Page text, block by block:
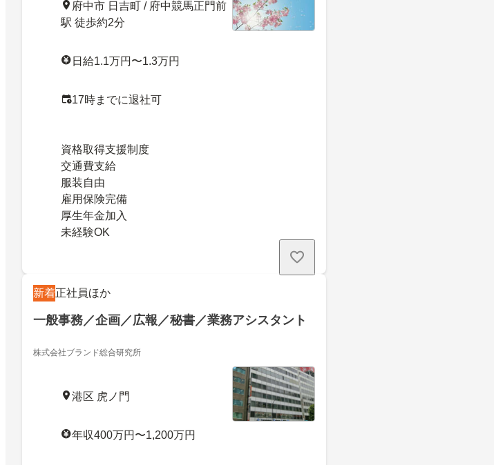
府中市 日吉町 / 府中競馬正門前
駅 徒歩約2分
日給1.1万円〜1.3万円
17時までに退社可
資格取得支援制度
交通費支給
服装自由
雇用保険完備
厚生年金加入
未経験OK
新着正社員ほか
一般事務／企画／広報／秘書／業務アシスタント
株式会社ブランド総合研究所
港区 虎ノ門
年収400万円〜1,200万円